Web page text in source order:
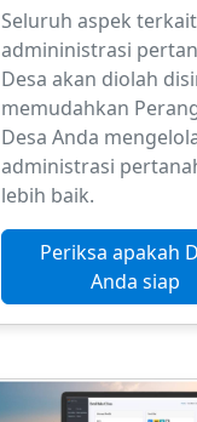
Seluruh aspek terkait
admininistrasi
Desa akan diolah
memudahkan
Desa Anda
administrasi
lebih baik.
Periksa apakah
Anda siap